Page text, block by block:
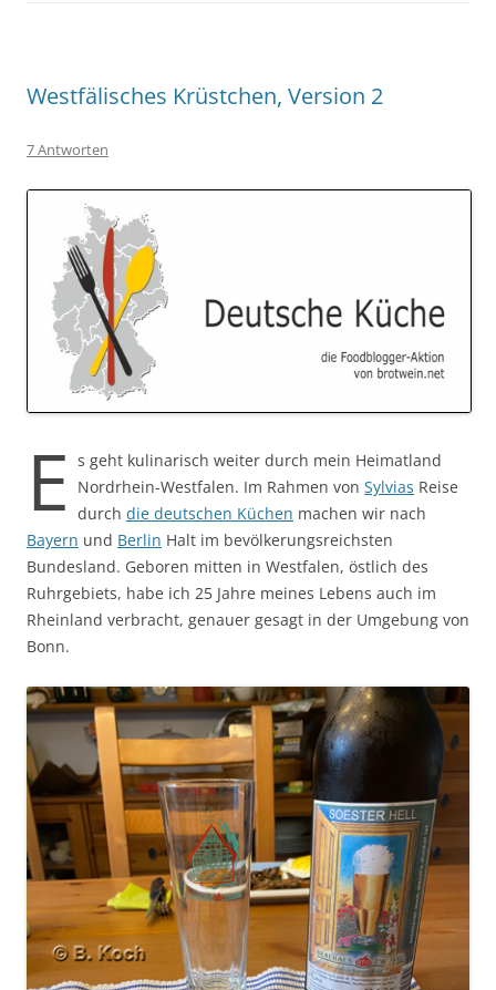
Westfälisches Krüstchen, Version 2
7 Antworten
E s geht kulinarisch weiter durch mein Heimatland
Nordrhein-Westfalen. Im Rahmen von Sylvias Reise
durch die deutschen Küchen machen wir nach
Bayern und Berlin Halt im bevölkerungsreichsten
Bundesland. Geboren mitten in Westfalen, östlich des
Ruhrgebiets, habe ich 25 Jahre meines Lebens auch im
Rheinland verbracht, genauer gesagt in der Umgebung von
Bonn.